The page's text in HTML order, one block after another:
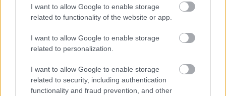
I want to allow Google to enable storage
related to functionality of the website or app.
I want to allow Google to enable storage
related to personalization.
I want to allow Google to enable storage
related to security, including authentication
functionality and fraud prevention, and other
Συμβουλίων Δημοτικών Κοινοτήτων, οι εκλογείς
Δημοτικές Κοινότητες με πληθυσμό μικρότερο των
200 κατοίκων, όπου εκλέγεται μόνο Πρόεδρος της
Δημοτικής Κοινότητας, οι εκλογείς έχουν τη
δυνατότητα επιλογής ενός μόνο υποψηφίου. Στις